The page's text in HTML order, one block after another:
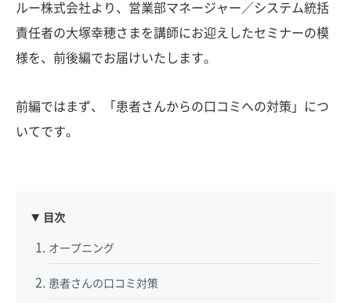
ルー株式会社より、営業部マネージャー／システム統括
責任者の大塚幸穂さまを講師にお迎えしたセミナーの模
様を、前後編でお届けいたします。
前編ではまず、「患者さんからの口コミへの対策」につ
いてです。
目次
オープニング
患者さんの口コミ対策